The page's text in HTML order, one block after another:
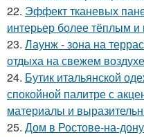
22. Эффект тканевых
интерьер более тёплым
23. Лаунж - зона на
отдыха на свежем
24. Бутик итальянской
спокойной палитре с
материалы и
25. Дом в Ростове-на-